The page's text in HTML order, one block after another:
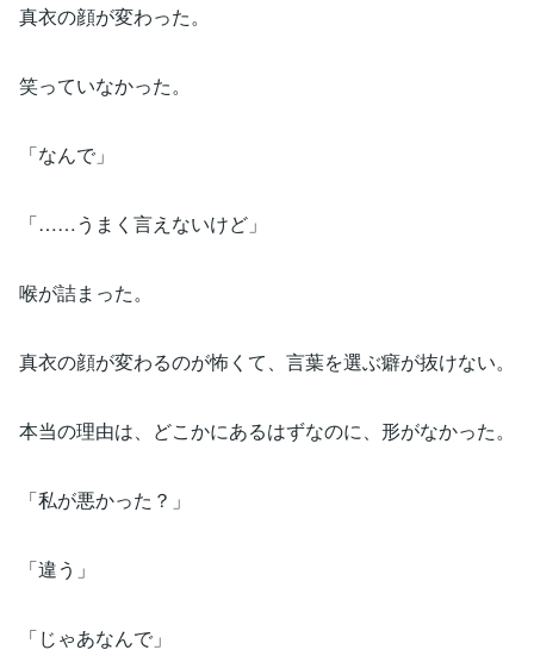
真衣の顔が変わった。
笑っていなかった。
「なんで」
「……うまく言えないけど」
喉が詰まった。
真衣の顔が変わるのが怖くて、言葉を選ぶ癖が抜けない。
本当の理由は、どこかにあるはずなのに、形がなかった。
「私が悪かった？」
「違う」
「じゃあなんで」